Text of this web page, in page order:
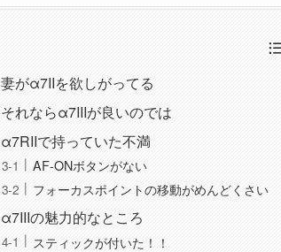
妻がα7IIを欲しがってる
それならα7IIIが良いのでは
α7RIIで持っていた不満
AF-ONボタンがない
フォーカスポイントの移動がめんどくさい
α7IIIの魅力的なところ
スティックが付いた！！